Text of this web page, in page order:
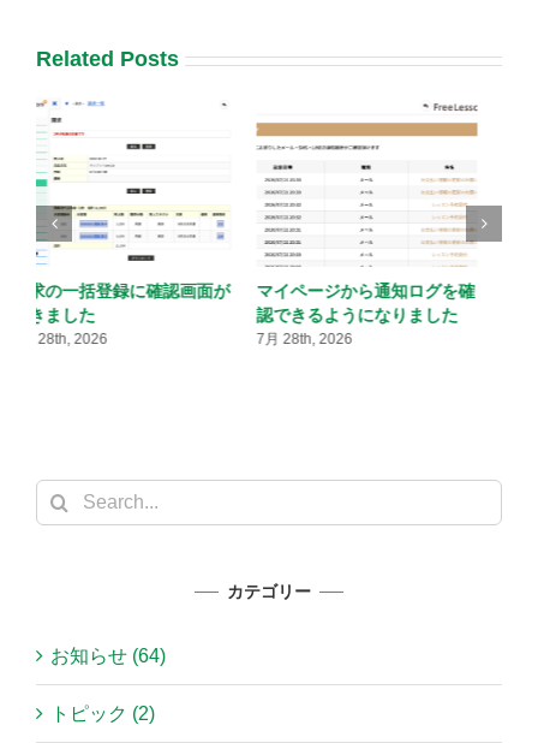
Related Posts
検索条件を履歴・保存できる
ようになりました
7月 28th, 2026
予約が少ない枠を自動的に休
講にできるようになりました
7月 28th, 2026
Search
for:
カテゴリー
お知らせ (64)
トピック (2)